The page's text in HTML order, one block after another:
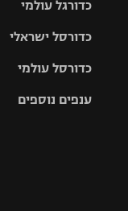
גביע הטוטו
כדורגל עולמי
האלופות
ליגה
כדורסל ישראלי
סל
כדורסל עולמי
ענפים נוספים